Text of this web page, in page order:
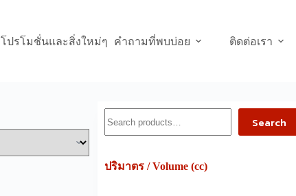
โปรโมชั่นและสิ่งใหม่ๆ คำถามที่พบบ่อย ติดต่อเรา
Search
ปริมาตร / Volume (cc)